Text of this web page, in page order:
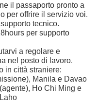
il passaporto pronto a
per offrire il servizio voi.
tecnico.
per supporto
a regolare e
nel posto di lavoro.
in città straniere:
Manila e Davao
Ho Chi Ming e